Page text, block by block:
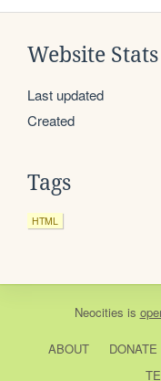
Website Stats
Last updated
Created
Tags
HTML
Neocities is
ABOUT DONATE